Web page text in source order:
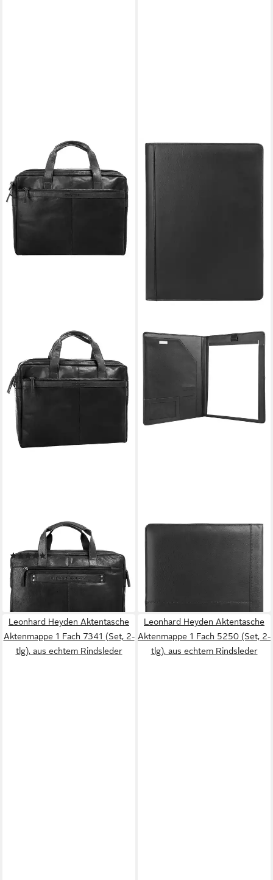
SPIKES & SPARROW
Aktentasche, echt Leder
(2)
199,95 €
lieferbar - in 2-3 Werktagen bei dir
BODENSCHATZ
lieferbar - in 6-8 Werktagen bei dir
Leonhard Heyden Aktentasche
Aktenmappe 1 Fach 7341 (Set, 2-
tlg), aus echtem Rindsleder
Leonhard Heyden Aktentasche
Aktenmappe 1 Fach 5250 (Set, 2-
tlg), aus echtem Rindsleder